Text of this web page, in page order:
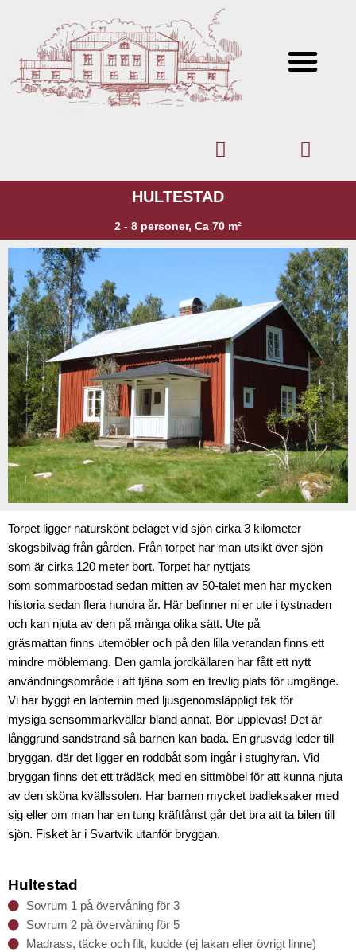
HULTESTAD
2 - 8 personer, Ca 70 m²
Torpet ligger naturskönt beläget vid sjön cirka 3 kilometer
skogsbilväg från gården. Från torpet har man utsikt över sjön
som är cirka 120 meter bort. Torpet har nyttjats
som sommarbostad sedan mitten av 50-talet men har mycken
historia sedan flera hundra år. Här befinner ni er ute i tystnaden
och kan njuta av den på många olika sätt. Ute på
gräsmattan finns utemöbler och på den lilla verandan finns ett
mindre möblemang. Den gamla jordkällaren har fått ett nytt
användningsområde i att tjäna som en trevlig plats för umgänge.
Vi har byggt en lanternin med ljusgenomsläppligt tak för
mysiga sensommarkvällar bland annat. Bör upplevas! Det är
långgrund sandstrand så barnen kan bada. En grusväg leder till
bryggan, där det ligger en roddbåt som ingår i stughyran. Vid
bryggan finns det ett trädäck med en sittmöbel för att kunna njuta
av den sköna kvällssolen. Har barnen mycket badleksaker med
sig eller om man har en tung kräftfånst går det bra att ta bilen till
sjön. Fisket är i Svartvik utanför bryggan.
Hultestad
Sovrum 1 på övervåning för 3
Sovrum 2 på övervåning för 5
Madrass, täcke och filt, kudde (ej lakan eller övrigt linne)